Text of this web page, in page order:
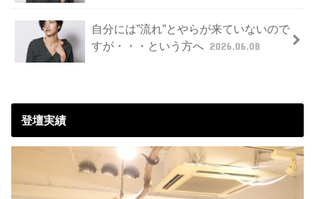
自分には”流れ”とやらが来ていないので
すが・・・という方へ 2026.06.08
登壇実績